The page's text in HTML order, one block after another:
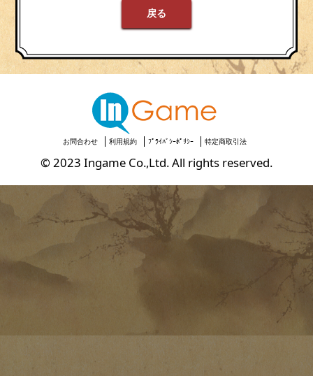
戻る
お問合わせ 利用規約 ﾌﾟﾗｲﾊﾞｼｰﾎﾟﾘｼｰ 特定商取引法
© 2023 Ingame Co.,Ltd. All rights reserved.